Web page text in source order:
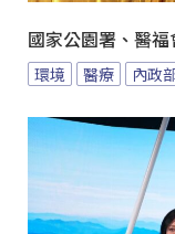
國家公園署、醫
環境 醫療 內政